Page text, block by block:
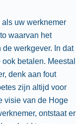
uw werknemer
waarvan het
werkgever. In dat
betalen. Meestal
denk aan fout
zijn altijd voor
visie van de Hoge
ontstaat er